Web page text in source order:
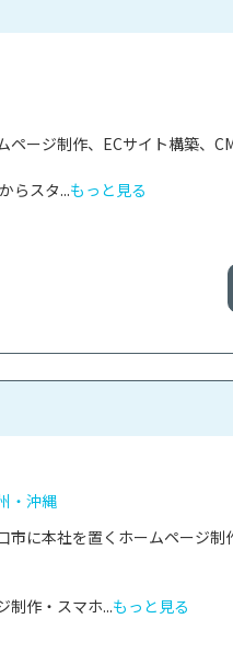
ージ制作、ECサイト構築、
らスタ...もっと見る
市に本社を置くホームページ制
制作・スマホ...もっと見る
・沖縄